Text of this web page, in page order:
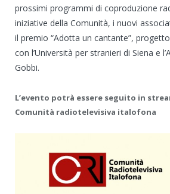
prossimi programmi di coproduzione
iniziative della Comunità, i nuovi
il premio “Adotta un cantante”,
con l’Università per stranieri di Siena e
Gobbi.
L’evento potrà essere seguito in
Comunità radiotelevisiva italofona